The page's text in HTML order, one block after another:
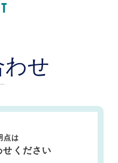
せ
点は
せください